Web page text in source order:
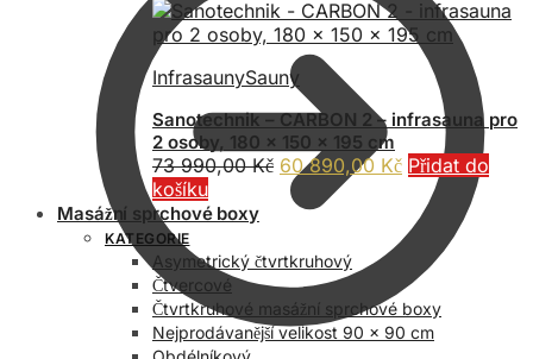
InfrasaunySauny
Sanotechnik – CARBON 2 – infrasauna pro
2 osoby, 180 x 150 x 195 cm
73 990,00Kč Původní
cena
byla:
990,00 Kč.
60 890,00 KčAktuální
cena
je:
60
890,00 Kč.
Přidat do
košíku
Masážní sprchové boxy
KATEGORIE
Asymetrický čtvrtkruhový
Čtvercové
Čtvrtkruhové masážní sprchové boxy
Nejprodávanější velikost 90 x 90 cm